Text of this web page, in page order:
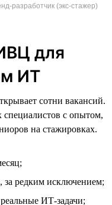
разработчик (экс-стажер)
для
ИТ
сотни вакансий.
с опытом,
на стажировках.
редким исключением;
ИТ-задачи;